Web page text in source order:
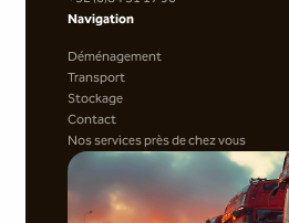
Navigation
Déménagement
Transport
Stockage
Contact
Nos services près de chez vous